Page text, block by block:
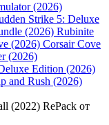
(2026)
Strike 5: Deluxe
Rubinite
Corsair Cove
(2026)
Edition (2026)
(2022) RePack от